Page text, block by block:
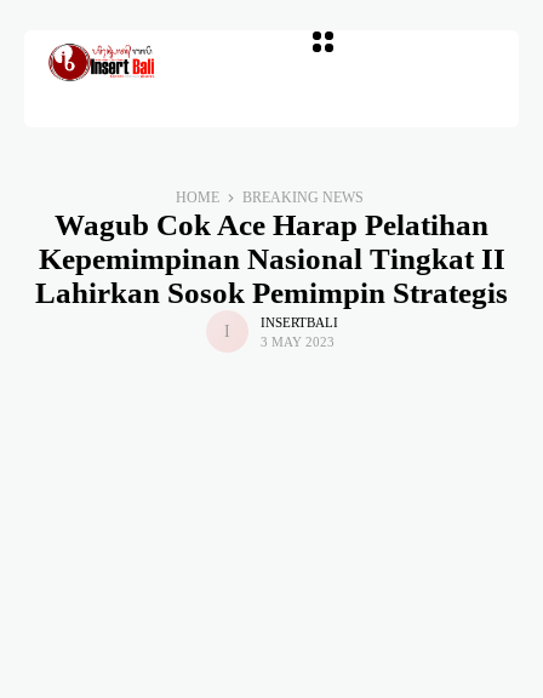
HOME BREAKING NEWS
Wagub Cok Ace Harap Pelatihan
Kepemimpinan Nasional Tingkat II
Lahirkan Sosok Pemimpin Strategis
INSERTBALI
3 MAY 2023